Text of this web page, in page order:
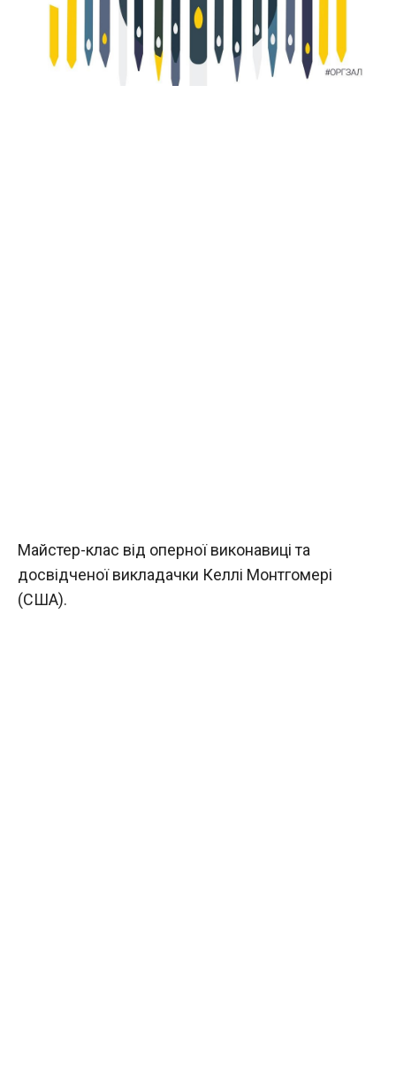
Майстер-клас від оперної виконавиці та
досвідченої викладачки Келлі Монтгомері
(США).